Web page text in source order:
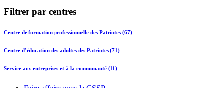
Filtrer par centres
Centre de formation professionnelle des Patriotes (67)
Centre d’éducation des adultes des Patriotes (71)
Service aux entreprises et à la communauté (11)